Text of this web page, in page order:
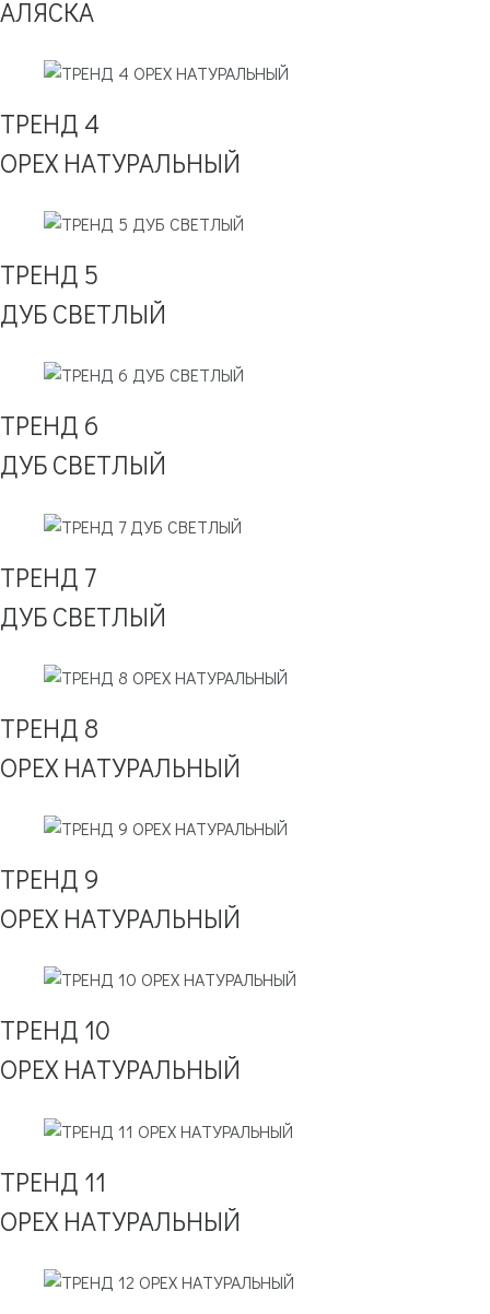
АЛЯСКА
ТРЕНД 4
ОРЕХ НАТУРАЛЬНЫЙ
ТРЕНД 5
ДУБ СВЕТЛЫЙ
ТРЕНД 6
ДУБ СВЕТЛЫЙ
ТРЕНД 7
ДУБ СВЕТЛЫЙ
ТРЕНД 8
ОРЕХ НАТУРАЛЬНЫЙ
ТРЕНД 9
ОРЕХ НАТУРАЛЬНЫЙ
ТРЕНД 10
ОРЕХ НАТУРАЛЬНЫЙ
ТРЕНД 11
ОРЕХ НАТУРАЛЬНЫЙ